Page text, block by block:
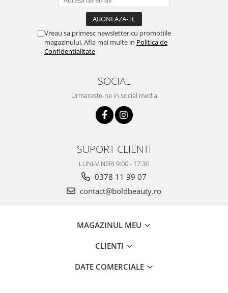
Vreau sa primesc newsletter cu promotiile
magazinului. Afla mai multe in Politica de
Confidentialitate
SOCIAL
Urmareste-ne in social media
SUPORT CLIENTI
LUNI-VINERI 9:00 - 17:30
0378 11 99 07
contact@boldbeauty.ro
MAGAZINUL MEU
CLIENTI
DATE COMERCIALE